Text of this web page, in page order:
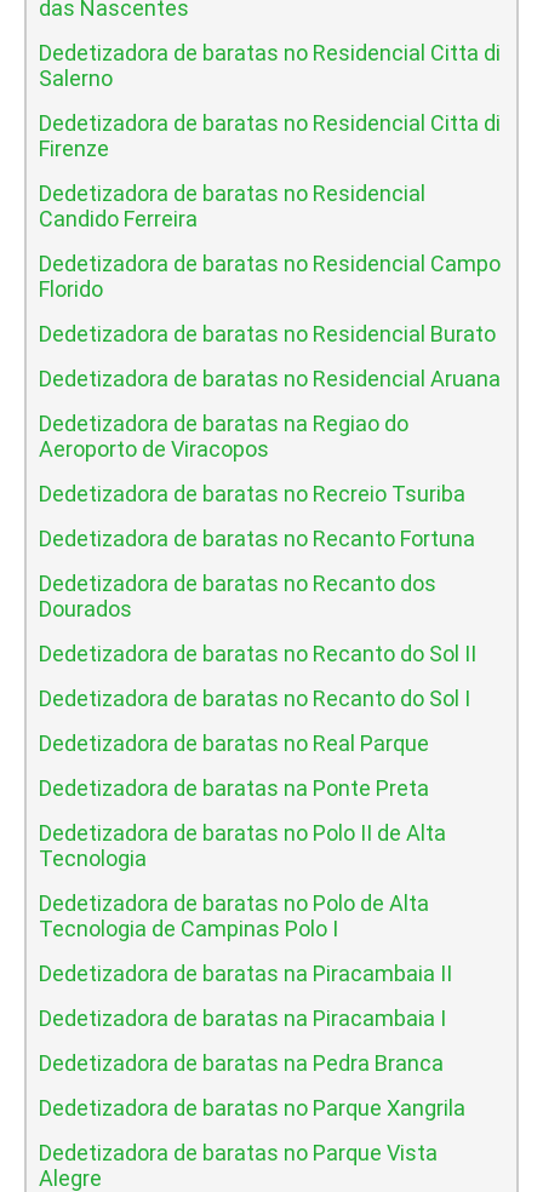
das Nascentes
Dedetizadora de baratas no Residencial Citta di
Salerno
Dedetizadora de baratas no Residencial Citta di
Firenze
Dedetizadora de baratas no Residencial
Candido Ferreira
Dedetizadora de baratas no Residencial Campo
Florido
Dedetizadora de baratas no Residencial Burato
Dedetizadora de baratas no Residencial Aruana
Dedetizadora de baratas na Regiao do
Aeroporto de Viracopos
Dedetizadora de baratas no Recreio Tsuriba
Dedetizadora de baratas no Recanto Fortuna
Dedetizadora de baratas no Recanto dos
Dourados
Dedetizadora de baratas no Recanto do Sol II
Dedetizadora de baratas no Recanto do Sol I
Dedetizadora de baratas no Real Parque
Dedetizadora de baratas na Ponte Preta
Dedetizadora de baratas no Polo II de Alta
Tecnologia
Dedetizadora de baratas no Polo de Alta
Tecnologia de Campinas Polo I
Dedetizadora de baratas na Piracambaia II
Dedetizadora de baratas na Piracambaia I
Dedetizadora de baratas na Pedra Branca
Dedetizadora de baratas no Parque Xangrila
Dedetizadora de baratas no Parque Vista
Alegre